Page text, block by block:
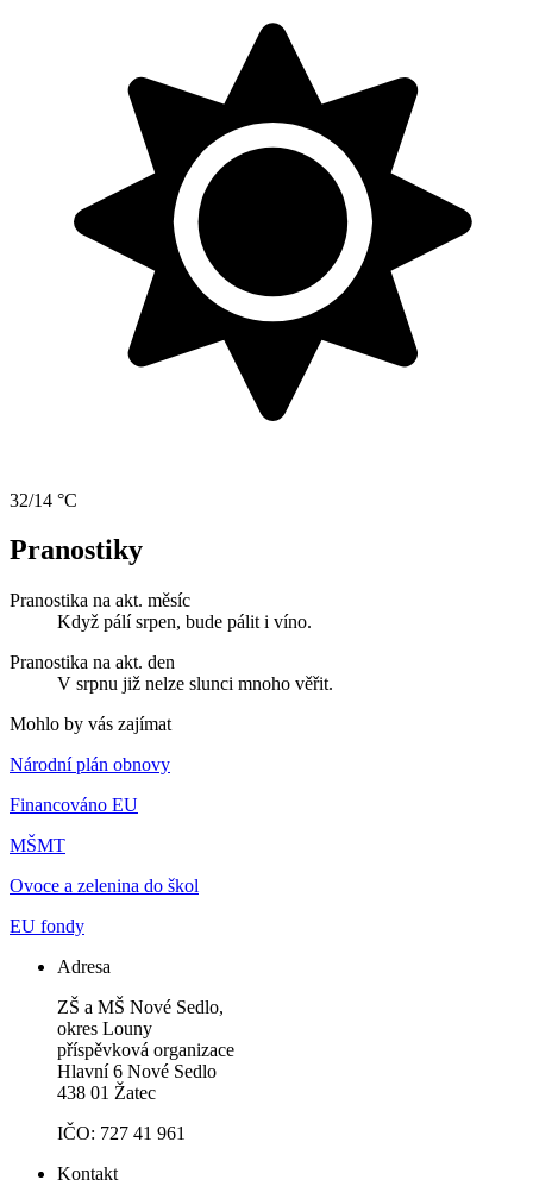
32/14 °C
Pranostiky
Pranostika na akt. měsíc
Když pálí srpen, bude pálit i víno.
Pranostika na akt. den
V srpnu již nelze slunci mnoho věřit.
Mohlo by vás zajímat
Národní plán obnovy
Financováno EU
MŠMT
Ovoce a zelenina do škol
EU fondy
Adresa
ZŠ a MŠ Nové Sedlo,
okres Louny
příspěvková organizace
Hlavní 6 Nové Sedlo
438 01 Žatec
IČO: 727 41 961
Kontakt